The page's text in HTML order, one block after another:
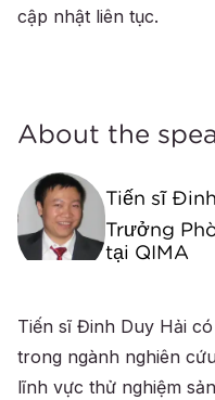
cập nhật liên tục.
About the
Tiến sĩ
Trưởng
tại QIMA
Tiến sĩ Đinh Duy Hải
trong ngành nghiên
lĩnh vực thử nghiệm